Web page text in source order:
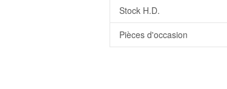
Stock H.D.
Pièces d'occasion